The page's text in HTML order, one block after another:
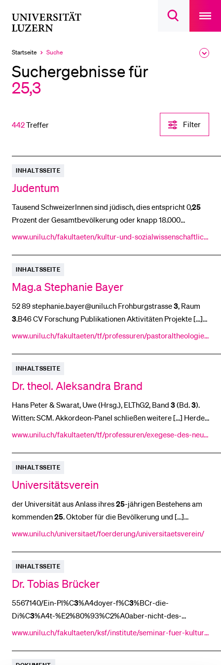
Suchdialog
main
Startseite
Aktuell
Suche
Suchergebnisse für
25,3
442Treffer Filter
Filter-
Einstellungen
INHALTSSEITE
Judentum
Tausend SchweizerInnen sind jüdisch, dies entspricht 0,25
Prozent der Gesamtbevölkerung oder knapp 18.000
Personen [...] zurückzuführen: In den letzten 50 Jahren sind
ausgewandert [...] schon waren jüdische Kaufleute mit den
Römern im3. und 4. Jh. in die Schweiz gekommen.
Geschichte S
www.unilu.ch/fakultaeten/kultur-und-sozialwissenschaftlich
INHALTSSEITE
Mag.a Stephanie Bayer
52 89 stephanie.bayer@unilu.ch Frohburgstrasse3, Raum
3.B46 CV Forschung Publikationen Aktivitäten Projekte [...]
Potential“ des Christentums, in: IRP Impulse 1 (2024), 20–
25
(Editionen und Studien zur Geschichte der Sexualitäten3),
Bamberg 2025, 301–322, https://doi.org/10.20378
www.unilu.ch/fakultaeten/tf/professuren/pastoraltheologie/
INHALTSSEITE
Dr. theol. Aleksandra Brand
Hans Peter & Swarat, Uwe (Hrsg.), ELThG2, Band 3(Bd.3).
Witten: SCM. Akkordeon-Panel schließen weitere [...] Herder.
Akkordeon-Panel schließen Interview Brand, A. (
. März
www.unilu.ch/fakultaeten/tf/professuren/exegese-des-neue
INHALTSSEITE
Universitätsverein
der Universität aus Anlass ihres25-jährigen Bestehens am
kommenden25. Oktober für die Bevölkerung und [...]
Kontakt Universitätsverein Luzern Frohburgstrasse
www.unilu.ch/universitaet/foerderung/universitaetsverein/
INHALTSSEITE
Dr. Tobias Brücker
5567140/Ein-Pl%C3%A4doyer-f%C3%BCr-die-
Di%C3%A4t-%E2%80%93%C2%A0aber-nicht-des-
%B6rperkults-wegen [...]
Milliarden Aufrufe!? – Faszination Zahlen früher und [...] und
www.unilu.ch/fakultaeten/ksf/institute/seminar-fuer-kultur
LETZTE SUCHEN
DIE UNI FÜR…
Schulklassen und Lehrpersonen
Alumni
Stellensuchende
Förderer
Medien
Vorlesungsverzeichnis
Bibliothek
Sportangebot
Menuplan Mensa
Anmeldung und Zulassung